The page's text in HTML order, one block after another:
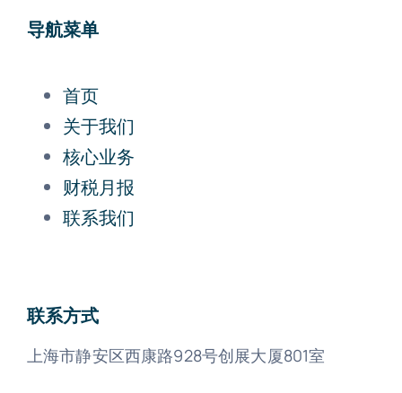
导航菜单
首页
关于我们
核心业务
财税月报
联系我们
联系方式
上海市静安区西康路928号创展大厦801室